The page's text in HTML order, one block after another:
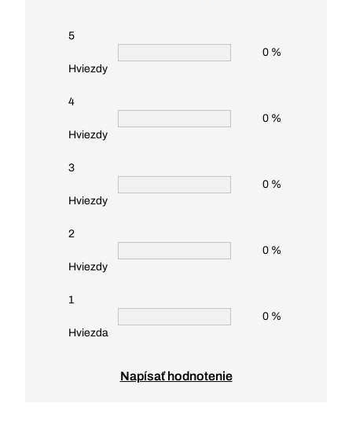
5
Hviezdy
0 %
4
Hviezdy
0 %
3
Hviezdy
0 %
2
Hviezdy
0 %
1
Hviezda
0 %
Napísať hodnotenie